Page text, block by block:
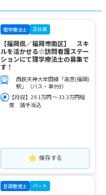
理学療法士 正社員
【福岡県／福岡市南区】 スキ
ルを活かせる☆訪問看護ステー
ションにて理学療法士の募集で
す！
西鉄天神大牟田線「高宮(福岡)
駅」（バス・車9分）
【月収】29.1万円 ～ 33.3万円程
度 諸手当込
保存する
言語聴覚士 パート